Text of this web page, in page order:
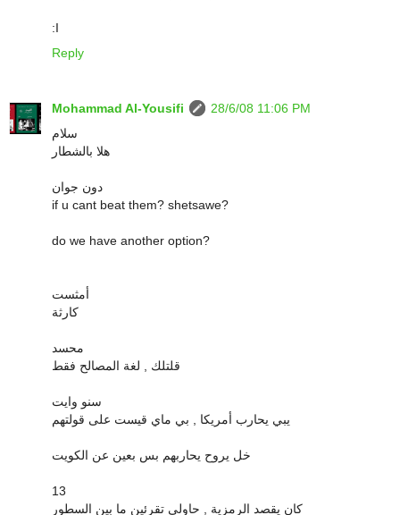
:I
Reply
Mohammad Al-Yousifi
28/6/08 11:06 PM
سلام
هلا بالشطار
دون جوان
if u cant beat them? shetsawe?
do we have another option?
أمثست
كارثة
محسد
قلتلك , لغة المصالح فقط
سنو وايت
يبي يحارب أمريكا , بي ماي قيست على قولتهم
خل يروح يحاربهم بس بعين عن الكويت
13
كان يقصد الرمزية , حاولي تقرئين ما بين السطور